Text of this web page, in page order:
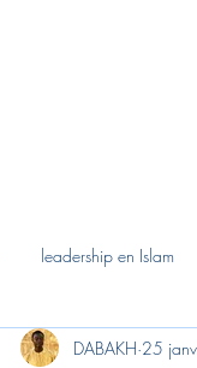
leadership en Islam
DABAKH 25